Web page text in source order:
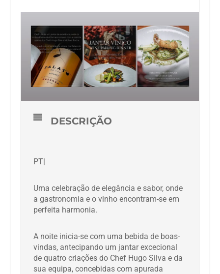
DESCRIÇÃO
PT|
Uma celebração de elegância e sabor, onde
a gastronomia e o vinho encontram-se em
perfeita harmonia.
A noite inicia-se com uma bebida de boas-
vindas, antecipando um jantar excecional
de quatro criações do Chef Hugo Silva e da
sua equipa, concebidas com apurada